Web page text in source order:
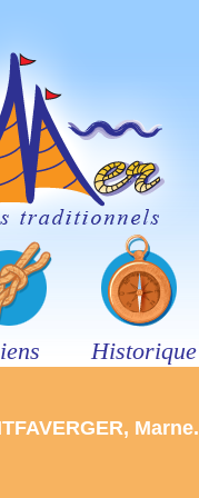
Historique
Marne.